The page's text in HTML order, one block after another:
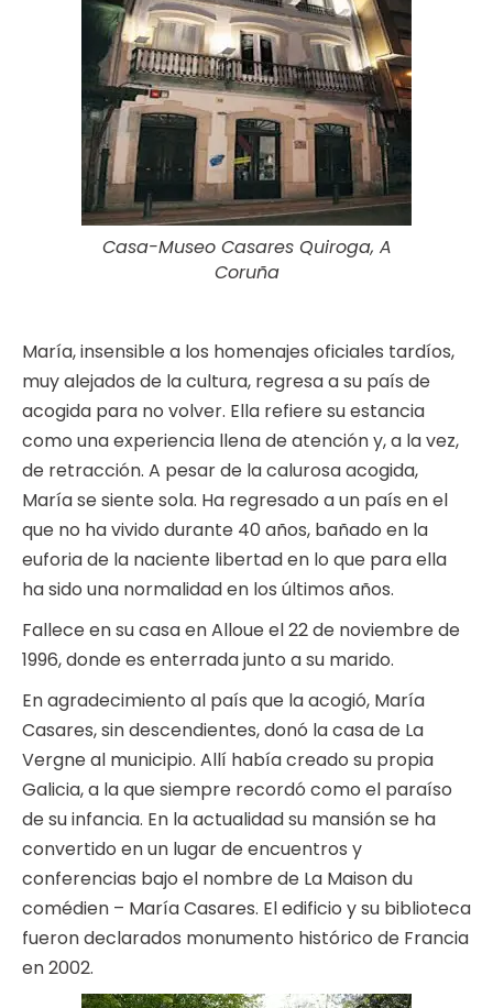
Casa-Museo Casares Quiroga, A
Coruña
María, insensible a los homenajes oficiales tardíos,
muy alejados de la cultura, regresa a su país de
acogida para no volver. Ella refiere su estancia
como una experiencia llena de atención y, a la vez,
de retracción. A pesar de la calurosa acogida,
María se siente sola. Ha regresado a un país en el
que no ha vivido durante 40 años, bañado en la
euforia de la naciente libertad en lo que para ella
ha sido una normalidad en los últimos años.
Fallece en su casa en Alloue el 22 de noviembre de
1996, donde es enterrada junto a su marido.
En agradecimiento al país que la acogió, María
Casares, sin descendientes, donó la casa de La
Vergne al municipio. Allí había creado su propia
Galicia, a la que siempre recordó como el paraíso
de su infancia. En la actualidad su mansión se ha
convertido en un lugar de encuentros y
conferencias bajo el nombre de La Maison du
comédien – María Casares. El edificio y su biblioteca
fueron declarados monumento histórico de Francia
en 2002.